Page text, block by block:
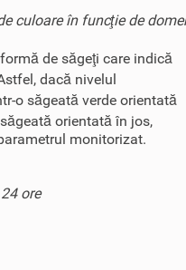
culoare în funcţie de
de săgeţi care indică
dacă nivelul
o săgeată verde orientată
orientată în jos,
monitorizat.
ore